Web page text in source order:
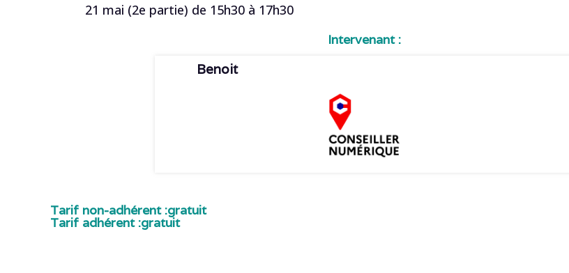
21 mai (2e partie) de 15h30 à 17h30
Intervenant :
Benoit
Tarif non-adhérent :gratuit
Tarif adhérent :gratuit